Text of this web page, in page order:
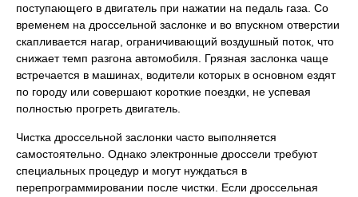
поступающего в двигатель при нажатии на педаль газа. Со
временем на дроссельной заслонке и во впускном отверстии
скапливается нагар, ограничивающий воздушный поток, что
снижает темп разгона автомобиля. Грязная заслонка чаще
встречается в машинах, водители которых в основном ездят
по городу или совершают короткие поездки, не успевая
полностью прогреть двигатель.
Чистка дроссельной заслонки часто выполняется
самостоятельно. Однако электронные дроссели требуют
специальных процедур и могут нуждаться в
перепрограммировании после чистки. Если дроссельная